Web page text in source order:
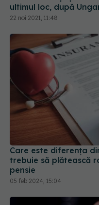
Care este diferența
trebuie să plătească
pensie
05 feb 2024, 15:04